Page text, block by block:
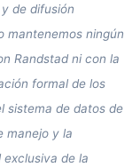
de difusión
mantenemos ningún
Randstad ni con la
formal de los
sistema de datos de
manejo y la
de la